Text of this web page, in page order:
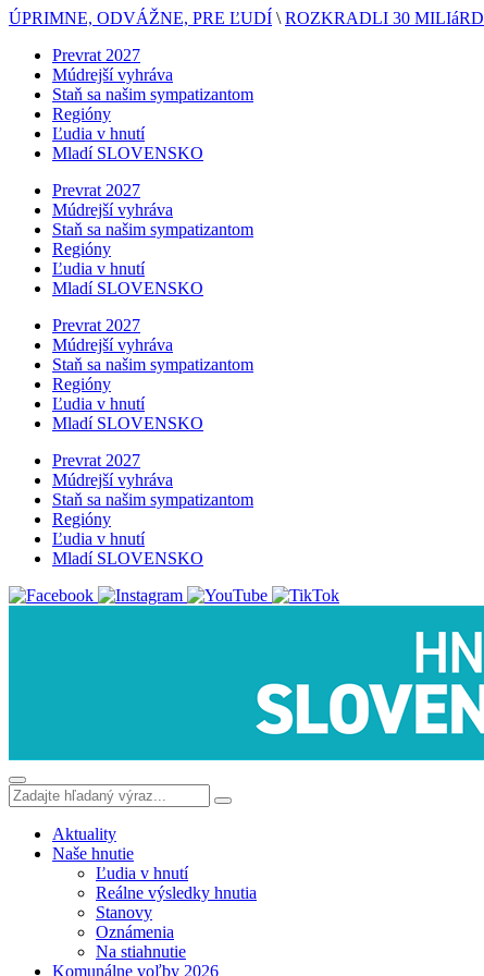
ÚPRIMNE, ODVÁŽNE, PRE ĽUDÍ \ ROZKRADLI 30 MILIáRD
Prevrat 2027
Múdrejší vyhráva
Staň sa našim sympatizantom
Regióny
Ľudia v hnutí
Mladí SLOVENSKO
Prevrat 2027
Múdrejší vyhráva
Staň sa našim sympatizantom
Regióny
Ľudia v hnutí
Mladí SLOVENSKO
Prevrat 2027
Múdrejší vyhráva
Staň sa našim sympatizantom
Regióny
Ľudia v hnutí
Mladí SLOVENSKO
Prevrat 2027
Múdrejší vyhráva
Staň sa našim sympatizantom
Regióny
Ľudia v hnutí
Mladí SLOVENSKO
Aktuality
Naše hnutie
Ľudia v hnutí
Reálne výsledky hnutia
Stanovy
Oznámenia
Na stiahnutie
Komunálne voľby 2026